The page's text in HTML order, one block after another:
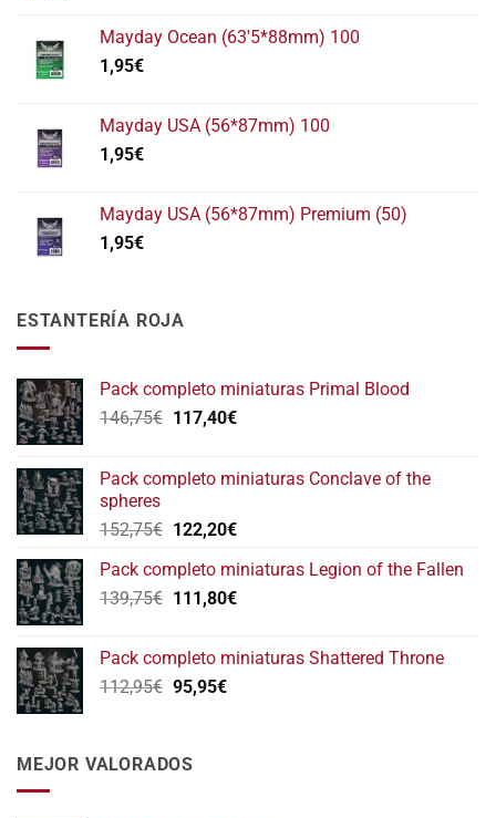
Mayday Ocean (63'5*88mm) 100
1,95€
Mayday USA (56*87mm) 100
1,95€
Mayday USA (56*87mm) Premium (50)
1,95€
ESTANTERÍA ROJA
Pack completo miniaturas Primal Blood
146,75€ El
era:
117,40€El
es:
Pack completo miniaturas Conclave of the
spheres
152,75€ El
original
era:
122,20€El
actual
es:
Pack completo miniaturas Legion of the Fallen
139,75€ El
era:
139,75€.
111,80€El
es:
Pack completo miniaturas Shattered Throne
112,95€ El
era:
95,95€El
MEJOR VALORADOS